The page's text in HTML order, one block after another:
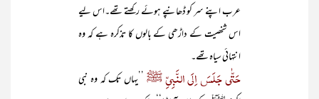
عرب اپنے سر کو ڈھانپے ہوئے رکھتے تھے۔اس لیے
اس شخصیت کے داڑھی کے بالوں کا تذکرہ ہے کہ وہ
انتہائی سیاہ تھے۔
حَتّٰی جَلَسَ اِلَی النَّبِیِّ ﷺ ’’یہاں تک کہ وہ نبی